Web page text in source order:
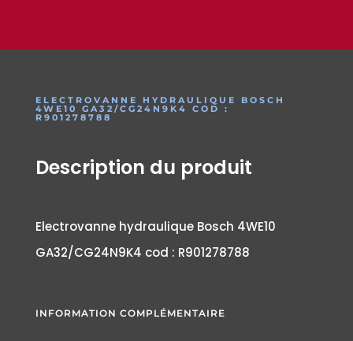
ELECTROVANNE HYDRAULIQUE BOSCH
4WE10 GA32/CG24N9K4 COD :
R901278788
Description du produit
Electrovanne hydraulique Bosch 4WE10
GA32/CG24N9K4 cod : R901278788
INFORMATION COMPLÉMENTAIRE